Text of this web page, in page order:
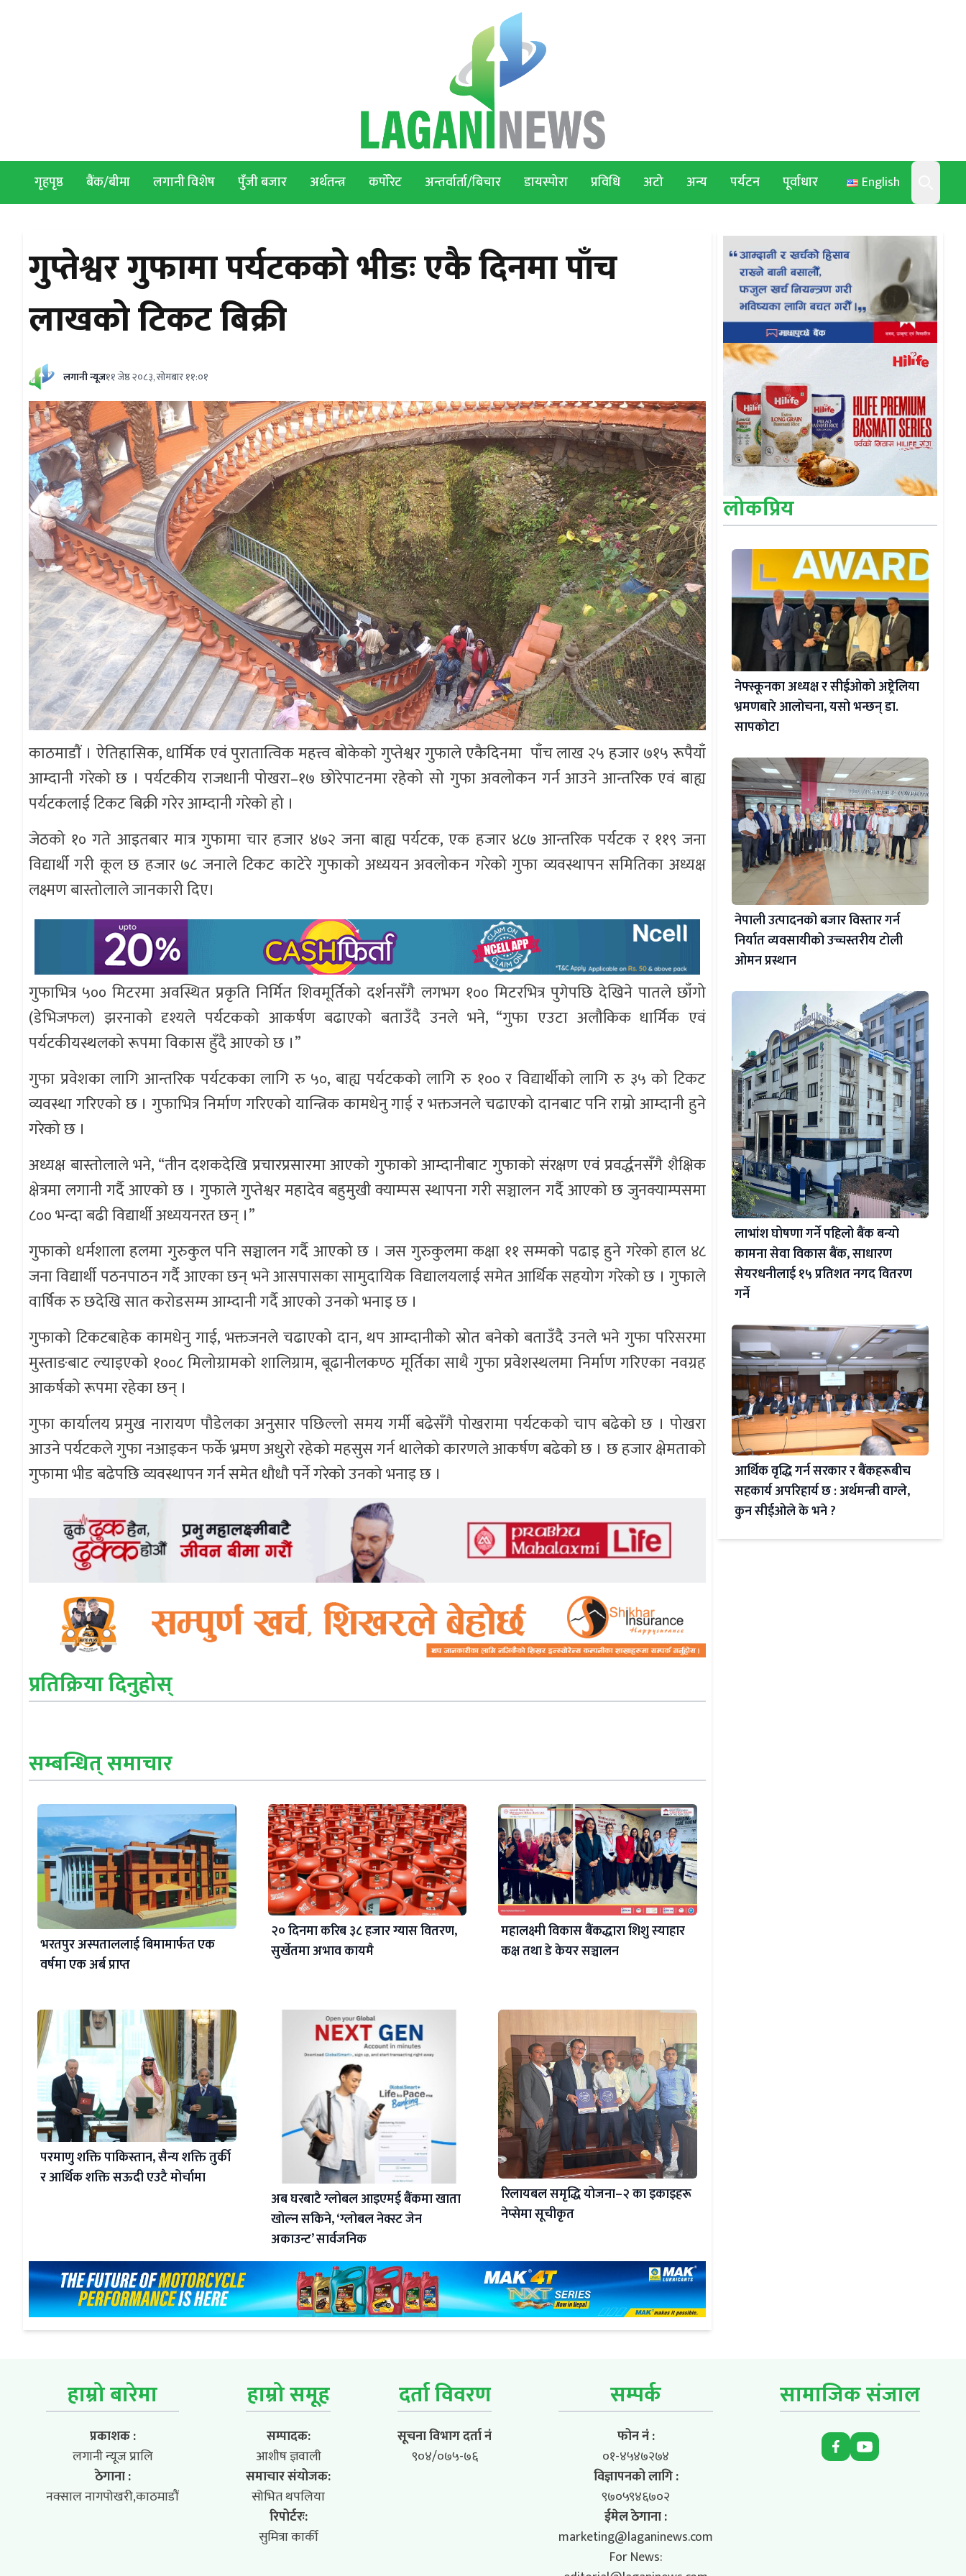
English
Search
गृहपृष्ठ बैंक/बीमा लगानी विशेष पुँजी बजार अर्थतन्त्र कर्पोरेट अन्तर्वार्ता/बिचार डायस्पोरा प्रविधि अटो अन्य पर्यटन पूर्वाधार
गुप्तेश्वर गुफामा पर्यटकको भीडः एकै दिनमा पाँच
लाखको टिकट बिक्री
लगानी न्यूज११ जेष्ठ २०८३, सोमबार ११:०१
काठमाडाैं । ऐतिहासिक, धार्मिक एवं पुरातात्विक महत्त्व बोकेको गुप्तेश्वर गुफाले एकैदिनमा पाँच लाख २५ हजार ७१५ रूपैयाँ
आम्दानी गरेको छ । पर्यटकीय राजधानी पोखरा–१७ छोरेपाटनमा रहेको सो गुफा अवलोकन गर्न आउने आन्तरिक एवं बाह्य
पर्यटकलाई टिकट बिक्री गरेर आम्दानी गरेको हो ।
जेठको १० गते आइतबार मात्र गुफामा चार हजार ४७२ जना बाह्य पर्यटक, एक हजार ४८७ आन्तरिक पर्यटक र ११९ जना
विद्यार्थी गरी कूल छ हजार ७८ जनाले टिकट काटेरे गुफाको अध्ययन अवलोकन गरेको गुफा व्यवस्थापन समितिका अध्यक्ष
लक्ष्मण बास्तोलाले जानकारी दिए।
गुफाभित्र ५०० मिटरमा अवस्थित प्रकृति निर्मित शिवमूर्तिको दर्शनसँगै लगभग १०० मिटरभित्र पुगेपछि देखिने पातले छाँगो
(डेभिजफल) झरनाको दृश्यले पर्यटकको आकर्षण बढाएको बताउँदै उनले भने, “गुफा एउटा अलौकिक धार्मिक एवं
पर्यटकीयस्थलको रूपमा विकास हुँदै आएको छ ।”
गुफा प्रवेशका लागि आन्तरिक पर्यटकका लागि रु ५०, बाह्य पर्यटकको लागि रु १०० र विद्यार्थीको लागि रु ३५ को टिकट
व्यवस्था गरिएको छ । गुफाभित्र निर्माण गरिएको यान्त्रिक कामधेनु गाई र भक्तजनले चढाएको दानबाट पनि राम्रो आम्दानी हुने
गरेको छ ।
अध्यक्ष बास्तोलाले भने, “तीन दशकदेखि प्रचारप्रसारमा आएको गुफाको आम्दानीबाट गुफाको संरक्षण एवं प्रवर्द्धनसँगै शैक्षिक
क्षेत्रमा लगानी गर्दै आएको छ । गुफाले गुप्तेश्वर महादेव बहुमुखी क्याम्पस स्थापना गरी सञ्चालन गर्दै आएको छ जुनक्याम्पसमा
८०० भन्दा बढी विद्यार्थी अध्ययनरत छन् ।”
गुफाको धर्मशाला हलमा गुरुकुल पनि सञ्चालन गर्दै आएको छ । जस गुरुकुलमा कक्षा ११ सम्मको पढाइ हुने गरेको हाल ४८
जना विद्यार्थी पठनपाठन गर्दै आएका छन् भने आसपासका सामुदायिक विद्यालयलाई समेत आर्थिक सहयोग गरेको छ । गुफाले
वार्षिक रु छदेखि सात करोडसम्म आम्दानी गर्दै आएको उनको भनाइ छ ।
गुफाको टिकटबाहेक कामधेनु गाई, भक्तजनले चढाएको दान, थप आम्दानीको स्रोत बनेको बताउँदै उनले भने गुफा परिसरमा
मुस्ताङबाट ल्याइएको १००८ मिलोग्रामको शालिग्राम, बूढानीलकण्ठ मूर्तिका साथै गुफा प्रवेशस्थलमा निर्माण गरिएका नवग्रह
आकर्षको रूपमा रहेका छन् ।
गुफा कार्यालय प्रमुख नारायण पौडेलका अनुसार पछिल्लो समय गर्मी बढेसँगै पोखरामा पर्यटकको चाप बढेको छ । पोखरा
आउने पर्यटकले गुफा नआइकन फर्के भ्रमण अधुरो रहेको महसुस गर्न थालेको कारणले आकर्षण बढेको छ । छ हजार क्षेमताको
गुफामा भीड बढेपछि व्यवस्थापन गर्न समेत धौधौ पर्ने गरेको उनको भनाइ छ ।
प्रतिक्रिया दिनुहोस्
सम्बन्धित् समाचार
भरतपुर अस्पताललाई बिमामार्फत एक
वर्षमा एक अर्ब प्राप्त
२० दिनमा करिब ३८ हजार ग्यास वितरण,
सुर्खेतमा अभाव कायमै
महालक्ष्मी विकास बैंकद्धारा शिशु स्याहार
कक्ष तथा डे केयर सञ्चालन
परमाणु शक्ति पाकिस्तान, सैन्य शक्ति तुर्की
र आर्थिक शक्ति सऊदी एउटै मोर्चामा
अब घरबाटै ग्लोबल आइएमई बैंकमा खाता
खोल्न सकिने, ‘ग्लोबल नेक्स्ट जेन
अकाउन्ट’ सार्वजनिक
रिलायबल समृद्धि योजना–२ का इकाइहरू
नेप्सेमा सूचीकृत
लोकप्रिय
नेफ्स्कूनका अध्यक्ष र सीईओको अष्ट्रेलिया
भ्रमणबारे आलोचना, यसो भन्छन् डा‍.
सापकोटा
नेपाली उत्पादनको बजार विस्तार गर्न
निर्यात व्यवसायीको उच्चस्तरीय टोली
ओमन प्रस्थान
लाभांश घोषणा गर्ने पहिलो बैंक बन्यो
कामना सेवा विकास बैंक, साधारण
सेयरधनीलाई १५ प्रतिशत नगद वितरण
गर्ने
आर्थिक वृद्धि गर्न सरकार र बैंकहरूबीच
सहकार्य अपरिहार्य छ : अर्थमन्त्री वाग्ले,
कुन सीईओले के भने ?
हाम्रो बारेमा
प्रकाशक :
लगानी न्यूज प्रालि
ठेगाना :
नक्साल नागपोखरी,काठमाडौं
हाम्रो समूह
सम्पादक:
आशीष ज्ञवाली
समाचार संयोजक:
सोभित थपलिया
रिपोर्टरः:
सुमित्रा कार्की
दर्ता विवरण
सूचना विभाग दर्ता नं
९०४/०७५-७६
सम्पर्क
फोन नं :
०१-४५४७२७४
विज्ञापनको लागि :
९७०५९४६७०२
ईमेल ठेगाना :
marketing@laganinews.com
For News:
सामाजिक संजाल